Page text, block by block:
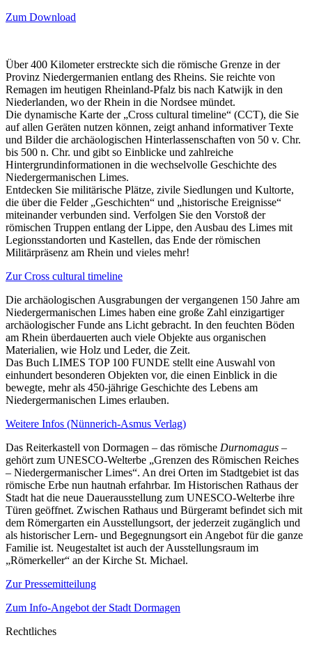
Zum Download
Über 400 Kilometer erstreckte sich die römische Grenze in der
Provinz Niedergermanien entlang des Rheins. Sie reichte von
Remagen im heutigen Rheinland-Pfalz bis nach Katwijk in den
Niederlanden, wo der Rhein in die Nordsee mündet.
Die dynamische Karte der „Cross cultural timeline“ (CCT), die Sie
auf allen Geräten nutzen können, zeigt anhand informativer Texte
und Bilder die archäologischen Hinterlassenschaften von 50 v. Chr.
bis 500 n. Chr. und gibt so Einblicke und zahlreiche
Hintergrundinformationen in die wechselvolle Geschichte des
Niedergermanischen Limes.
Entdecken Sie militärische Plätze, zivile Siedlungen und Kultorte,
die über die Felder „Geschichten“ und „historische Ereignisse“
miteinander verbunden sind. Verfolgen Sie den Vorstoß der
römischen Truppen entlang der Lippe, den Ausbau des Limes mit
Legionsstandorten und Kastellen, das Ende der römischen
Militärpräsenz am Rhein und vieles mehr!
Zur Cross cultural timeline
Die archäologischen Ausgrabungen der vergangenen 150 Jahre am
Niedergermanischen Limes haben eine große Zahl einzigartiger
archäologischer Funde ans Licht gebracht. In den feuchten Böden
am Rhein überdauerten auch viele Objekte aus organischen
Materialien, wie Holz und Leder, die Zeit.
Das Buch LIMES TOP 100 FUNDE stellt eine Auswahl von
einhundert besonderen Objekten vor, die einen Einblick in die
bewegte, mehr als 450-jährige Geschichte des Lebens am
Niedergermanischen Limes erlauben.
Weitere Infos (Nünnerich-Asmus Verlag)
Das Reiterkastell von Dormagen – das römische Durnomagus –
gehört zum UNESCO-Welterbe „Grenzen des Römischen Reiches
– Niedergermanischer Limes“. An drei Orten im Stadtgebiet ist das
römische Erbe nun hautnah erfahrbar. Im Historischen Rathaus der
Stadt hat die neue Dauerausstellung zum UNESCO-Welterbe ihre
Türen geöffnet. Zwischen Rathaus und Bürgeramt befindet sich mit
dem Römergarten ein Ausstellungsort, der jederzeit zugänglich und
als historischer Lern- und Begegnungsort ein Angebot für die ganze
Familie ist. Neugestaltet ist auch der Ausstellungsraum im
„Römerkeller“ an der Kirche St. Michael.
Zur Pressemitteilung
Zum Info-Angebot der Stadt Dormagen
Rechtliches